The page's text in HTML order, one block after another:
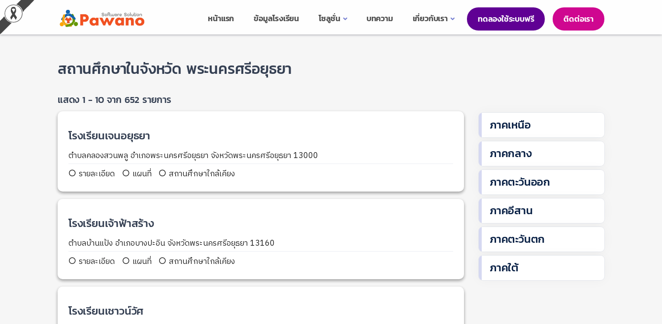
หน้าแรก ข้อมูลโรงเรียน โซลูชั่น บทความ เกี่ยวกับเรา ทดลองใช้ระบบฟรี ติดต่อเรา
สถานศึกษาในจังหวัด พระนครศรีอยุธยา
แสดง 1 - 10 จาก 652 รายการ
โรงเรียนเจนอยุธยา
ตำบลคลองสวนพลู อำเภอพระนครศรีอยุธยา จังหวัดพระนครศรีอยุธยา 13000
รายละเอียด
แผนที่ สถานศึกษาใกล้เคียง
โรงเรียนเจ้าฟ้าสร้าง
ตำบลบ้านแป้ง อำเภอบางปะอิน จังหวัดพระนครศรีอยุธยา 13160
รายละเอียด
แผนที่ สถานศึกษาใกล้เคียง
โรงเรียนเชาวน์วัศ
ภาคเหนือ
ภาคกลาง
ภาคตะวันออก
ภาคอีสาน
ภาคตะวันตก
ภาคใต้